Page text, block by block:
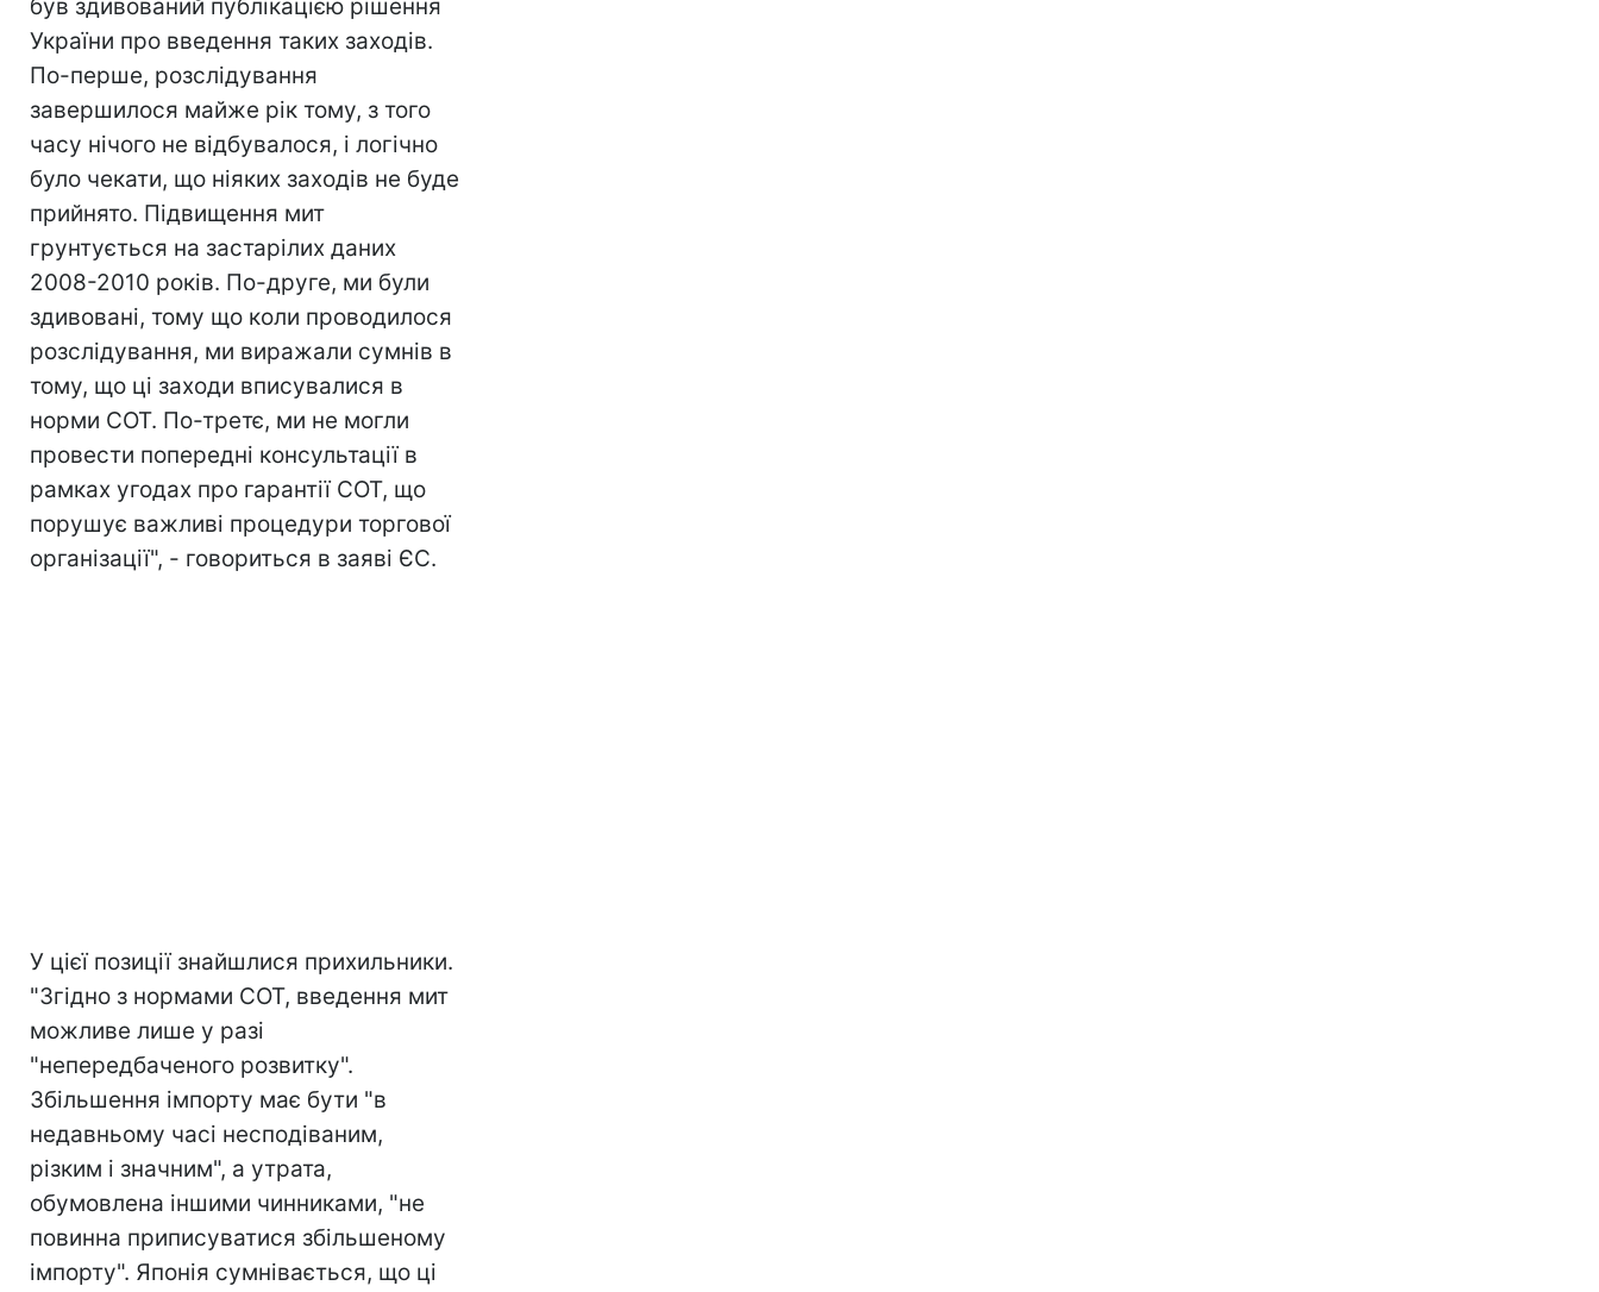
був здивований публікацією рішення
України про введення таких заходів.
По-перше, розслідування
завершилося майже рік тому, з того
часу нічого не відбувалося, і логічно
було чекати, що ніяких заходів не буде
прийнято. Підвищення мит
грунтується на застарілих даних
2008-2010 років. По-друге, ми були
здивовані, тому що коли проводилося
розслідування, ми виражали сумнів в
тому, що ці заходи вписувалися в
норми СОТ. По-третє, ми не могли
провести попередні консультації в
рамках угодах про гарантії СОТ, що
порушує важливі процедури торгової
організації", - говориться в заяві ЄС.
У цієї позиції знайшлися прихильники.
"Згідно з нормами СОТ, введення мит
можливе лише у разі
"непередбаченого розвитку".
Збільшення імпорту має бути "в
недавньому часі несподіваним,
різким і значним", а утрата,
обумовлена іншими чинниками, "не
повинна приписуватися збільшеному
імпорту". Японія сумнівається, що ці